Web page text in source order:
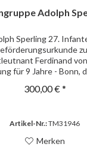
Adolph
Sperling 27.
Ferdinand
für 9 Jahre - Bonn,
300,00 € *
Artikel-Nr.:TM31946
Merken